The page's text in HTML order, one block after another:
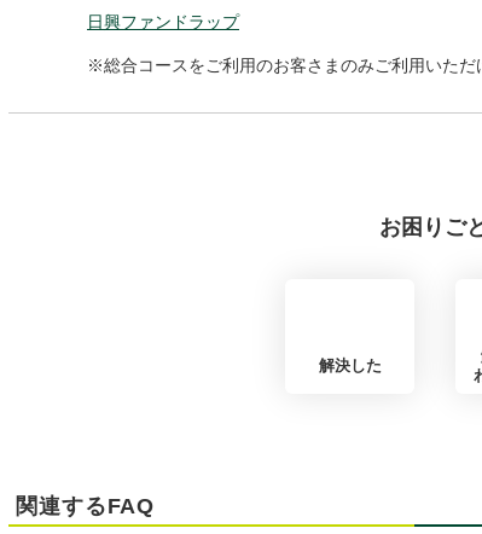
日興ファンドラップ
※総合コースをご利用のお客さまのみご利用いただ
お困りご
解決した
関連するFAQ